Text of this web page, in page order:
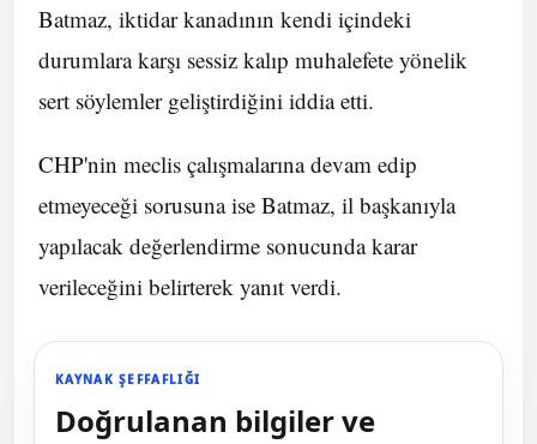
Batmaz, iktidar kanadının kendi içindeki
durumlara karşı sessiz kalıp muhalefete yönelik
sert söylemler geliştirdiğini iddia etti.
CHP'nin meclis çalışmalarına devam edip
etmeyeceği sorusuna ise Batmaz, il başkanıyla
yapılacak değerlendirme sonucunda karar
verileceğini belirterek yanıt verdi.
KAYNAK ŞEFFAFLIĞI
Doğrulanan bilgiler ve